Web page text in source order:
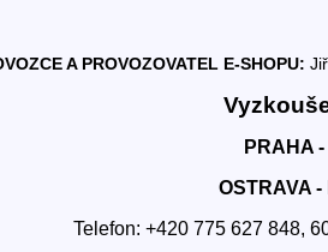
A PROVOZOVATEL E-SHOPU:
PRAHA -
OSTRAVA -
Telefon: +420 775 627 848,